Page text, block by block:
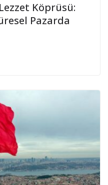
Köprüsü:
Pazarda